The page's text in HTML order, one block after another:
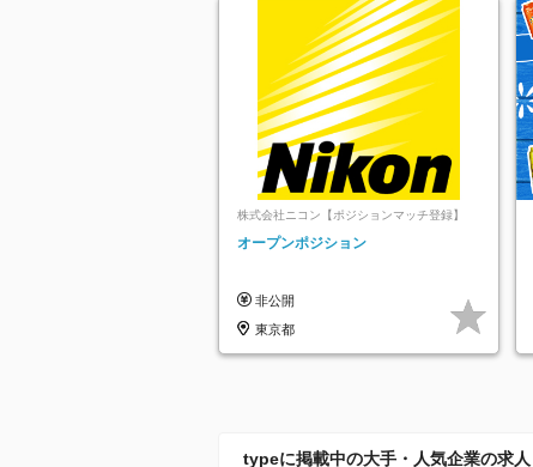
株式会社ニコン【ポジションマッチ登録】
オープンポジション
非公開
東京都
typeに掲載中の大手・人気企業の求人